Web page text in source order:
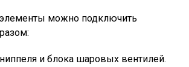
можно подключить
и блока шаровых вентилей.